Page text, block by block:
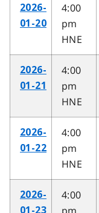
2026-
01-20
4:00
pm
HNE
2026-
01-21
4:00
pm
HNE
2026-
01-22
4:00
pm
HNE
2026-
01-23
4:00